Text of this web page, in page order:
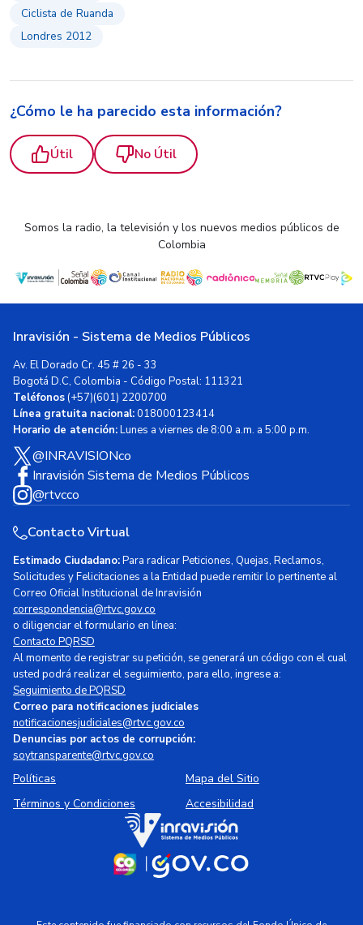
Ciclista de Ruanda
Londres 2012
¿Cómo le ha parecido esta información?
Útil No Útil
Somos la radio, la televisión y los nuevos medios públicos de
Colombia
Inravisión - Sistema de Medios Públicos
Av. El Dorado Cr. 45 # 26 - 33
Bogotá D.C, Colombia - Código Postal: 111321
Teléfonos(+57)(601) 2200700
Línea gratuita nacional:018000123414
Horario de atención:Lunes a viernes de 8:00 a.m. a 5:00 p.m.
@INRAVISIONco
Inravisión Sistema de Medios Públicos
@rtvcco
Contacto Virtual
Estimado Ciudadano:Para radicar Peticiones, Quejas, Reclamos,
Solicitudes y Felicitaciones a la Entidad puede remitir lo pertinente al
Correo Oficial Institucional de Inravisión
correspondencia@rtvc.gov.co
o diligenciar el formulario en línea:
Contacto PQRSD
Al momento de registrar su petición, se generará un código con el cual
usted podrá realizar el seguimiento, para ello, ingrese a:
Seguimiento de PQRSD
Correo para notificaciones judiciales
notificacionesjudiciales@rtvc.gov.co
Denuncias por actos de corrupción:
soytransparente@rtvc.gov.co
Políticas
Mapa del Sitio
Términos y Condiciones
Accesibilidad